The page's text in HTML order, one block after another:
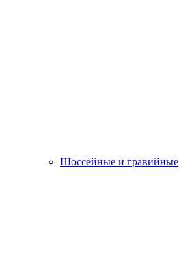
Шоссейные и гравийные